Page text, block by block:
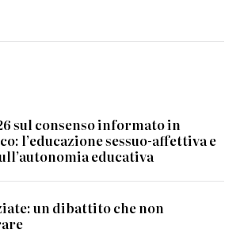
sul consenso informato in
l’educazione sessuo-affettiva e
educativa
un dibattito che non